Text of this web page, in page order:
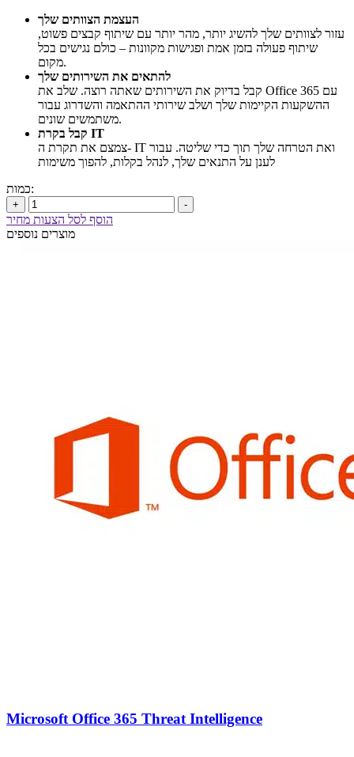
העצמת הצוותים שלך
עזור לצוותים שלך להשיג יותר, מהר יותר עם שיתוף קבצים פשוט,
שיתוף פעולה בזמן אמת ופגישות מקוונות – כולם נגישים בכל
מקום.
להתאים את השירותים שלך
קבל בדיוק את השירותים שאתה רוצה. שלב את Office 365 עם
ההשקעות הקיימות שלך ושלב שירותי ההתאמה והשדרוג עבור
משתמשים שונים.
קבל בקרת IT
צמצם את תקרת ה- IT ואת הטרחה שלך תוך כדי שליטה. עבור
לענן על התנאים שלך, לנהל בקלות, להפוך משימות
כמות:
+ -
הוסף לסל הצעות מחיר
מוצרים נוספים
Microsoft Office 365 Threat Intelligence